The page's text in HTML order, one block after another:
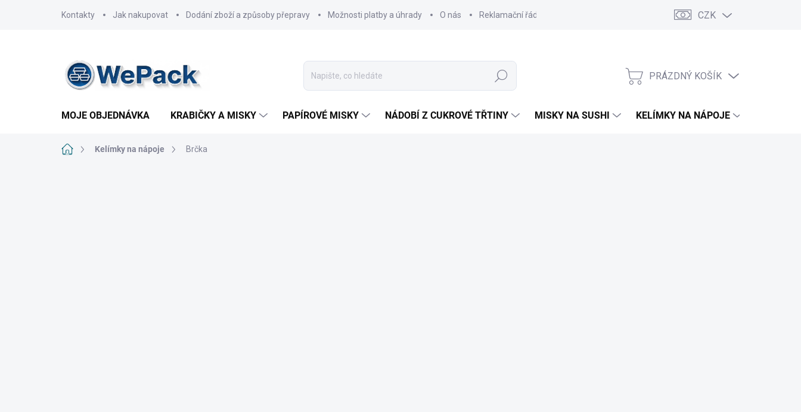
Kontakty Jak nakupovat Dodání zboží a způsoby přepravy Možnosti platby a úhrady O nás Reklamační řád Moje objednávka
CZK
Hledat
NÁKUPNÍ
PRÁZDNÝ KOŠÍK
MOJE OBJEDNÁVKA KRABIČKY A MISKY PAPÍROVÉ MISKY NÁDOBÍ Z CUKROVÉ TŘTINY MISKY NA SUSHI KELÍMKY NA NÁPOJE
Domů Kelímky na nápoje Brčka